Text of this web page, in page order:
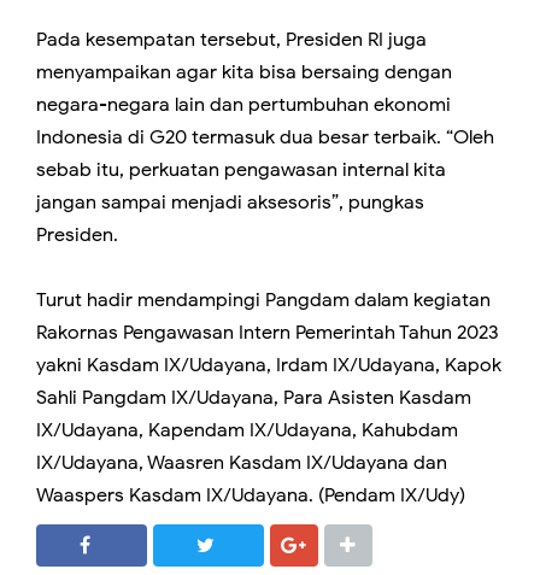
Pada kesempatan tersebut, Presiden RI juga
menyampaikan agar kita bisa bersaing dengan
negara-negara lain dan pertumbuhan ekonomi
Indonesia di G20 termasuk dua besar terbaik. “Oleh
sebab itu, perkuatan pengawasan internal kita
jangan sampai menjadi aksesoris”, pungkas
Presiden.
Turut hadir mendampingi Pangdam dalam kegiatan
Rakornas Pengawasan Intern Pemerintah Tahun 2023
yakni Kasdam IX/Udayana, Irdam IX/Udayana, Kapok
Sahli Pangdam IX/Udayana, Para Asisten Kasdam
IX/Udayana, Kapendam IX/Udayana, Kahubdam
IX/Udayana, Waasren Kasdam IX/Udayana dan
Waaspers Kasdam IX/Udayana. (Pendam IX/Udy)